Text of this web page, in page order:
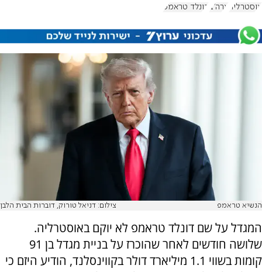
אוסטרליה ארה"ב דונלד טראמפ
הנשיא טראמפ צילום: דניאל טורוק, דוברות הבית הלבן
המגדל על שם דונלד טראמפ לא יוקם באוסטרליה.
שלושה חודשים לאחר שהוכרז על בניית מגדל בן 91
קומות בשווי 1.1 מיליארד דולר בקווינסלנד, הודיע היזם כי